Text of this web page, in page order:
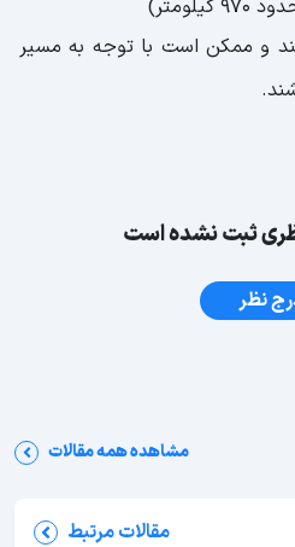
و ممکن است با توجه به مسیر
ثبت نشده است
نظر
مشاهده همه مقالات
مقالات مرتبط